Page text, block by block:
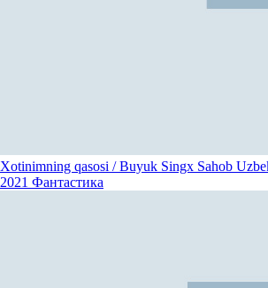
Xotinimning qasosi / Buyuk Singx Sahob
2021 Фантастика